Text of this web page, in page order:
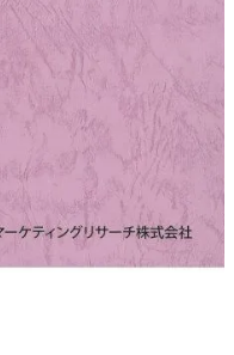
検索する